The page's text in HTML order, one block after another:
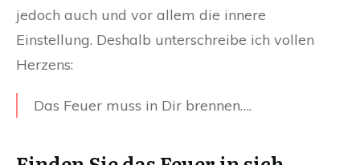
jedoch auch und vor allem die innere
Einstellung. Deshalb unterschreibe ich vollen
Herzens:
Das Feuer muss in Dir brennen….